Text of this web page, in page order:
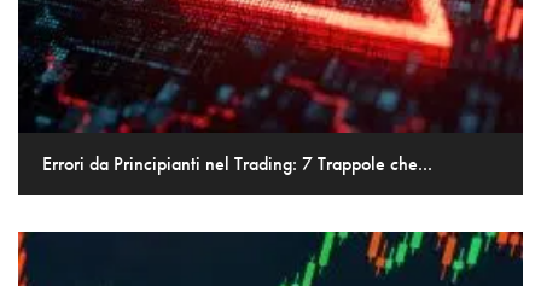
Errori da Principianti nel Trading: 7 Trappole che...